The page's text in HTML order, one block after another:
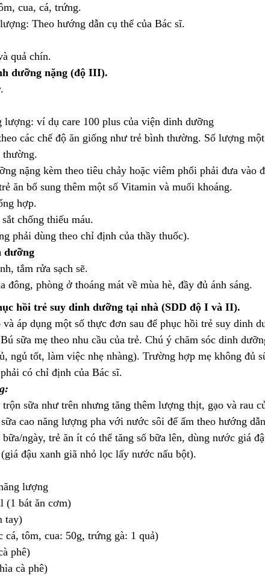
cua, cá, trứng.
Theo hướng dẫn cụ thể của Bác sĩ.
quả chín.
dưỡng nặng (độ III).
ví dụ care 100 plus của viện dinh dưỡng
các chế độ ăn giống như trẻ bình thường. Số lượng
thường.
nặng kèm theo tiêu chảy hoặc viêm phổi phải đưa vào
ăn bổ sung thêm một số Vitamin và muối khoáng.
hợp.
chống thiếu máu.
dùng theo chỉ định của thầy thuốc).
dưỡng
tắm rửa sạch sẽ.
phòng ở thoáng mát về mùa hè, đầy đủ ánh sáng.
hồi trẻ suy dinh dưỡng tại nhà (SDD độ I và II).
và áp dụng một số thực đơn sau để phục hồi trẻ suy dinh
Bú sữa mẹ theo nhu cầu của trẻ. Chú ý chăm sóc dinh
ngủ tốt, làm việc nhẹ nhàng). Trường hợp mẹ không đủ
có chỉ định của Bác sĩ.
sữa như trên nhưng tăng thêm lượng thịt, gạo và rau
cao năng lượng pha với nước sôi để ấm theo hướng
ngày, trẻ ăn ít có thể tăng số bữa lên, dùng nước giá
đậu xanh giã nhỏ lọc lấy nước nấu bột).
lượng
(1 bát ăn cơm)
tay)
tôm, cua: 50g, trứng gà: 1 quả)
phê)
cà phê)